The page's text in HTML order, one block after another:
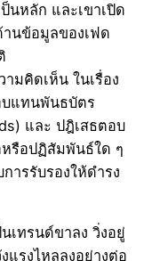
นหลัก และเขาเปิด
นข้อมูลของเฟด
มคิดเห็น ในเรื่อง
บแทนพันธบัตร
และ ปฎิเสธตอบ
รือปฏิสัมพันธ์ใด ๆ
ารรับรองให้ดำรง
เทรนด์ขาลง วิ่งอยู่
แรงไหลลงอย่างต่อ